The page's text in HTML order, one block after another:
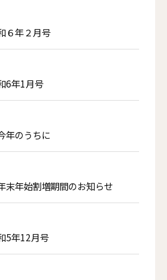
６年２月号
6年1月号
年のうちに
末年始割増期間のお知らせ
5年12月号